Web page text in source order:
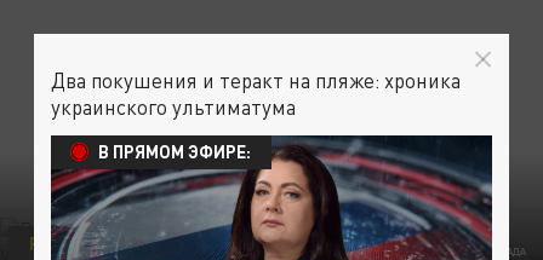
ФОТО: КОЛЛАЖ ЦАРЬГРАДА
РУССКОЕ ОТКРЫТИЕ
Два покушения и теракт на пляже: хроника
украинского ультиматума
В ПРЯМОМ ЭФИРЕ: